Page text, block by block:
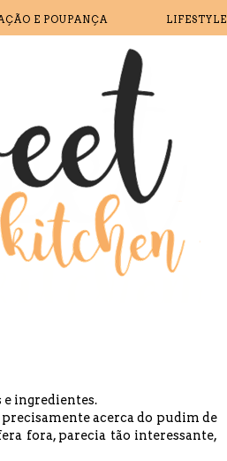
E POUPANÇA LIFESTYLE
e ingredientes.
acerca do pudim de
fora, parecia tão interessante,